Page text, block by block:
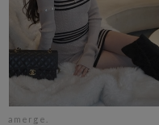
amerge.